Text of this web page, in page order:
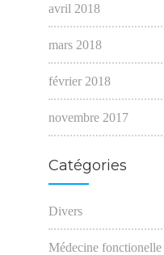
avril 2018
mars 2018
février 2018
novembre 2017
Catégories
Divers
Médecine fonctionelle